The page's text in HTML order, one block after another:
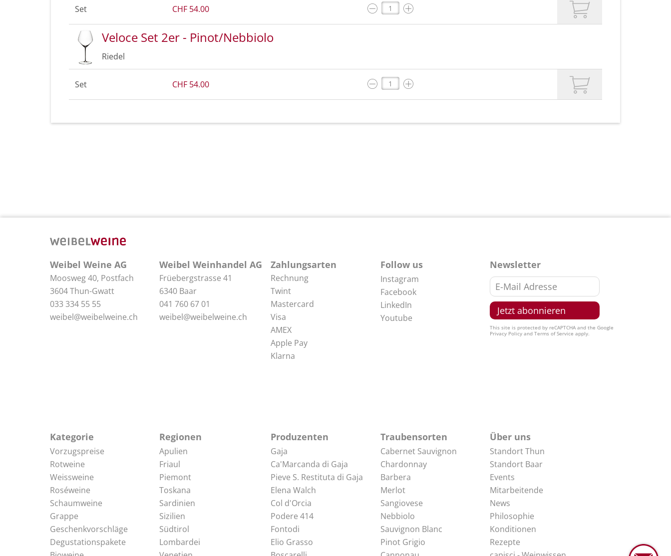
Set CHF 54.00
Veloce Set 2er - Pinot/Nebbiolo
Riedel
Set CHF 54.00
Weibel Weine AG
Moosweg 40, Postfach
3604 Thun-Gwatt
033 334 55 55
weibel@weibelweine.ch
Weibel Weinhandel AG
Früebergstrasse 41
6340 Baar
041 760 67 01
weibel@weibelweine.ch
Zahlungsarten
Rechnung
Twint
Mastercard
Visa
AMEX
Apple Pay
Klarna
Follow us
Instagram
Facebook
LinkedIn
Youtube
Newsletter
This site is protected by reCAPTCHA and the Google
Privacy Policyand Terms of Service apply.
Kategorie
Vorzugspreise
Rotweine
Weissweine
Roséweine
Schaumweine
Grappe
Geschenkvorschläge
Degustationspakete
Regionen
Apulien
Friaul
Piemont
Toskana
Sardinien
Sizilien
Südtirol
Lombardei
Produzenten
Gaja
Ca'Marcanda di Gaja
Pieve S. Restituta di Gaja
Elena Walch
Col d'Orcia
Podere 414
Fontodi
Elio Grasso
Traubensorten
Cabernet Sauvignon
Chardonnay
Barbera
Merlot
Sangiovese
Nebbiolo
Sauvignon Blanc
Pinot Grigio
Über uns
Standort Thun
Standort Baar
Events
Mitarbeitende
News
Philosophie
Konditionen
Rezepte